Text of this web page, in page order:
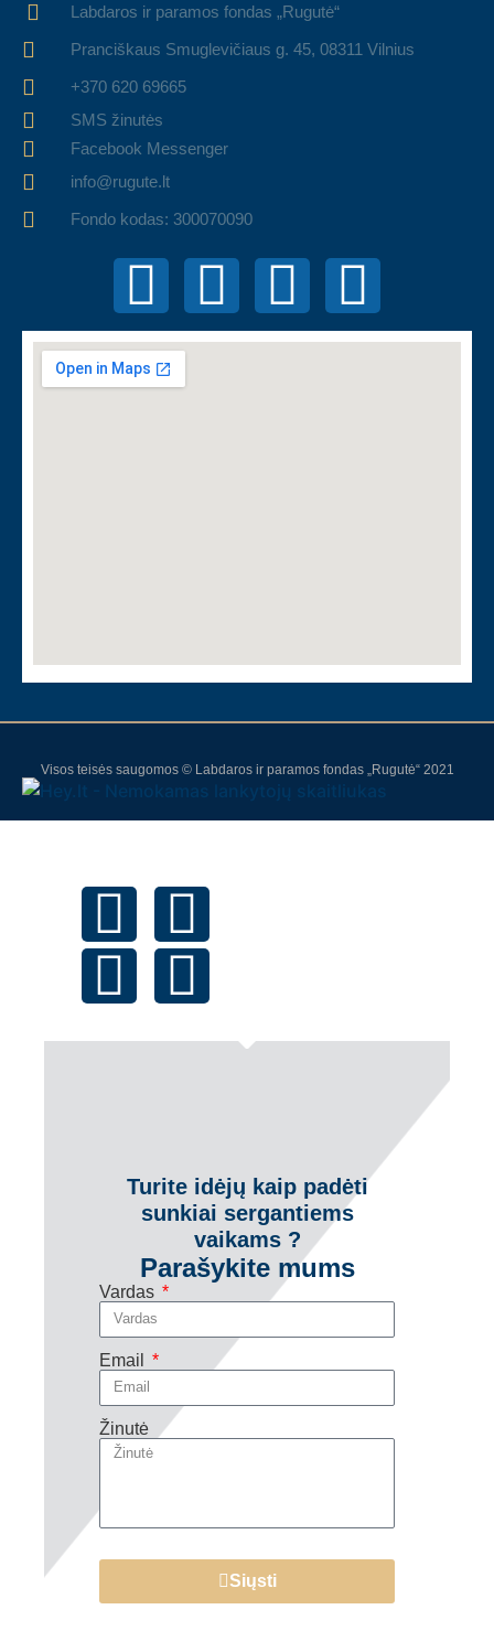
Labdaros ir paramos fondas „Rugutė“
Pranciškaus Smuglevičiaus g. 45, 08311 Vilnius
+370 620 69665
SMS žinutės
Facebook Messenger
info@rugute.lt
Fondo kodas: 300070090
Visos teisės saugomos © Labdaros ir paramos fondas „Rugutė“ 2021
Turite idėjų kaip padėti
sunkiai sergantiems
vaikams ?
Parašykite mums
Vardas
Email
Žinutė
Siųsti